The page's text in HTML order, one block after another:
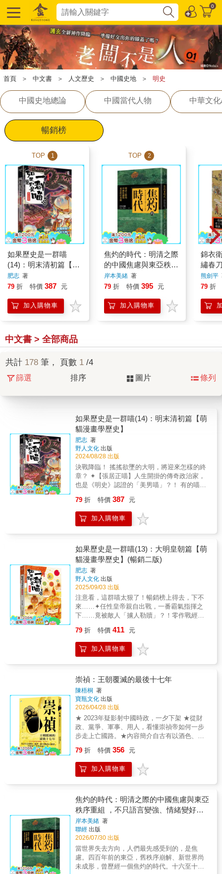
0
首頁 ＞ 中文書 ＞ 人文歷史 ＞ 中國史地 ＞ 明史
中國史地總論 中國當代人物 中華文
暢銷榜
TOP 1
如果歷史是一群喵
(14)：明末清初篇【萌
貓漫畫學歷史】
肥志 著
79 折 特價 387 元
加入購物車
TOP 2
焦灼的時代：明清之際
的中國焦慮與東亞秩序
重組 ，不只語言變
強、情緒變好，連人生
岸本美緒 著
79 折 特價 395 元
加入購物車
錦衣
繡春
向失
熊劍平
79 折
中文書 > 全部商品
共計 178 筆， 頁數 1 /4
篩選 排序 圖片 條列
如果歷史是一群喵(14)：明末清初篇【萌
貓漫畫學歷史】
肥志 著
野人文化 出版
2024/08/28 出版
決戰降臨！ 搖搖欲墜的大明，將迎來怎樣的終
章？ ✦【張居正喵】人生開掛的傳奇政治家，
也是《明史》認證的「美男喵」？！ 有的喵會
證」的精緻帥喵&hellip;&hellip; （張居正喵：
我這該死的魅力～） 5歲上學&rarr;22歲考上明
朝「公務員」(aka進士) ， 是皇帝的老師，也
赤喵】最強復仇者！以前我是明朝的奴隸，現
在我是開國的帝王！ 母親早逝，繼母待他刻
薄， 連父親跟祖父遭明朝誤殺， 換來的卻只有
一個官職跟一點錢&hellip;&hellip; 人生一開局
就抽到一手爛牌， 看努爾哈赤喵怎麼暗中累積
實力， 統一女真，建立後金， 給明朝好看！
✦【李自成喵】霸氣逆襲！從「快遞員」變成
「反叛軍大BOSS」？ 李自成喵原本是一個小
小的「快遞員」， 沒想到有一天突然被明朝
「炒魷魚」， 從此走上逆襲之路， 一舉滅了前
卷，《如果歷史是一群喵》在本卷進入明朝統
治的下半場，講述明朝在盛世過後面臨的內憂
外患，以及清朝初期的創業故事。在各種政治
檢、清太祖努爾哈赤、農民起義領袖李自成等
角色相繼登場，一步步爲大家勾勒出明末清初
的激盪歲月。最後，再次感謝讀者朋友們對本
書的支持！我們下回再見！ ★可愛漫畫附上參
考典籍，沒有亂編，全部都源自文獻！ ★精彩
附錄解說，輕鬆漫畫中學到有趣歷史，舒壓、
學習兩不誤！
79 折 特價 387 元
加入購物車
如果歷史是一群喵(13)：大明皇朝篇【萌
貓漫畫學歷史】(暢銷二版)
肥志 著
野人文化 出版
2025/09/03 出版
注意看，這群喵太狠了！暢銷榜上得去，下不
來……✦任性皇帝親自出戰，一番霸氣指揮之
下……竟被敵人「擄人勒贖」？！零作戰經驗
剌，不只遇到暴雨、斷糧，被屍體嚇哭QQ最後
還被瓦剌圍毆後打包帶回家當人質！明朝突然
沒了皇帝，百官又該如何應對？✦既是被皇位
皇帝」明武宗朱厚照喵天生討厭束縛，一心嚮
往宮外生活，不只自封「威武大將軍」親自帶
兵出門揍人，還在紫禁城外設立私人遊樂園
「豹房」天天玩耍，動輒幾個月不上朝？（明
朝百姓：你這個薪水小偷！！！）✦突然收到
「皇位錄取通知書」，但條件是「拋棄老
爸」？大明即將易主，權臣決定擁立世子朱厚
熜喵為皇帝，但他必須依照禮法，改認自己的
「叔叔」為老爸？！皇位VS親爹，明世宗朱厚
後的贏家？！★可愛漫畫附上參考典籍，沒有
亂編，全部都源自文獻！★精彩附錄解說，輕
鬆漫畫中學到有趣歷史，舒壓、學習兩不誤！
79 折 特價 411 元
加入購物車
崇禎：王朝覆滅的最後十七年
陳梧桐 著
寶瓶文化 出版
2026/04/28 出版
★ 2023年疑影射中國時政，一夕下架 ★從財
政、黨爭、軍事、用人，看懂崇禎帝如何一步
步走上亡國路。★內容簡介自古有以酒色、暴
國。★ 2023年疑影射中國時政，一夕下架 ★從
財政、黨爭、軍事、用人，看懂崇禎帝如何一
步步走上亡國路。「朕非亡國之君，諸臣皆亡
七年，李自成帶領的農民軍攻入北京內城。明
思宗走投無路下，登上煤山，在一棵槐樹上自
縊身亡，277年的大明王朝就此終結。不同於歷
史上諸多昏君，明朝末代皇帝明思宗節儉、勤
政，每日視朝、批閱奏章至深夜，更計劃性地
剷除閹黨、力圖中興。明朝卻仍像是破了洞的
船，在這位帝君手上覆滅。後世對明思宗的評
價不一，有人同情他在風雨飄搖中接下病重的
帝國；更多人說，是他的多疑猜忌、剛愎自
79 折 特價 356 元
加入購物車
焦灼的時代：明清之際的中國焦慮與東亞
秩序重組 ，不只語言變強、情緒變好，
連人生都不同
岸本美緒 著
聯經 出版
2026/07/30 出版
當世界失去方向，人們最先感受到的，是焦
慮。四百年前的東亞，舊秩序崩解、新世界尚
未成形，曾歷經一個焦灼的時代。十六至十八